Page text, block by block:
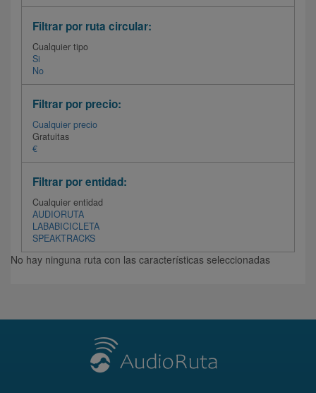
Filtrar por ruta circular:
Cualquier tipo
Si
No
Filtrar por precio:
Cualquier precio
Gratuitas
€
Filtrar por entidad:
Cualquier entidad
AUDIORUTA
LABABICICLETA
SPEAKTRACKS
No hay ninguna ruta con las características seleccionadas